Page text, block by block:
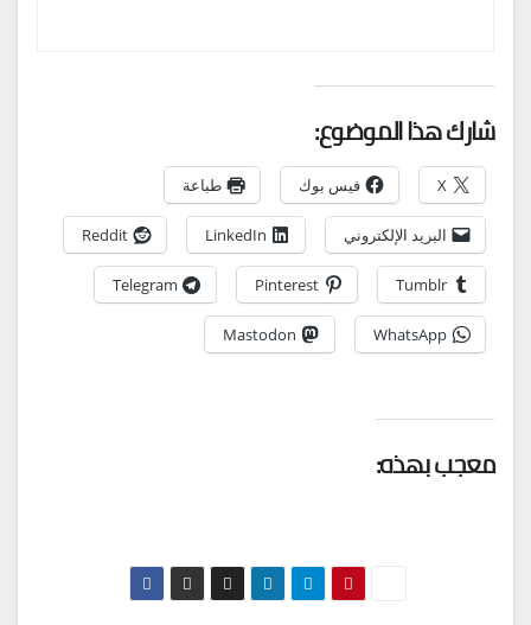
شارك هذا الموضوع:
X فيس بوك طباعة
البريد الإلكتروني LinkedIn
Reddit
Tumblr
Pinterest
Telegram
WhatsApp
Mastodon
معجب بهذه: